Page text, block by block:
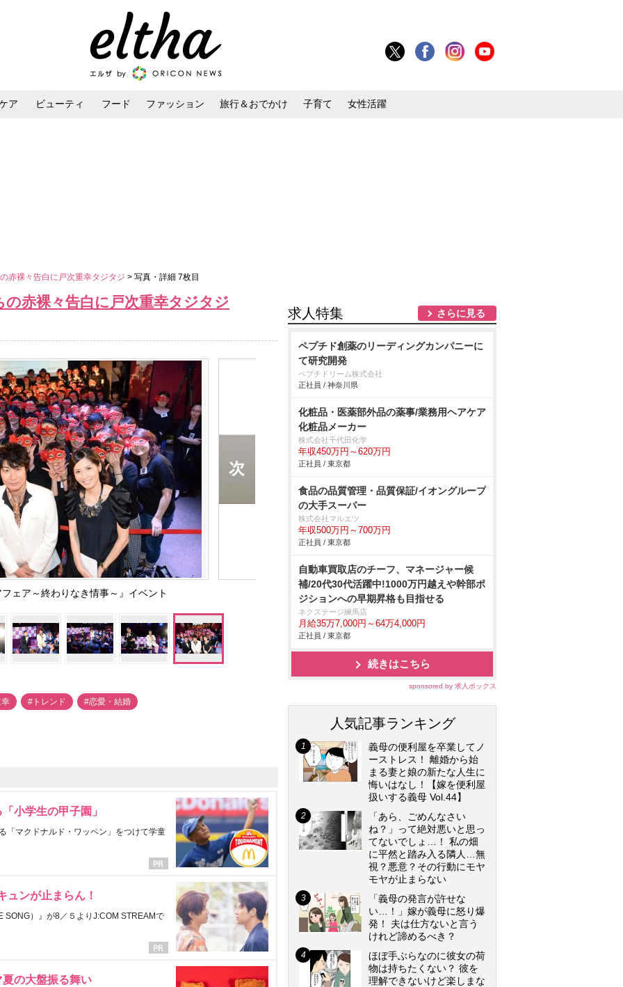
ア ビューティ フード ファッション 旅行＆おでかけ 子育て 女性活躍
赤裸々告白に戸次重幸タジタジ > 写真・詳細 7枚目
赤裸々告白に戸次重幸タジタジ
ェア～終わりなき情事～』イベント
#トレンド #恋愛・結婚
小学生の甲子園」
「マクドナルド・ワッペン」をつけて学童
ュンが止まらん！
SONG）』が8／５よりJ:COM STREAMで
の大盤振る舞い
求人特集 さらに見る
ペプチド創薬のリーディングカンパニーに
て研究開発
ペプチドリーム株式会社
正社員 / 神奈川県
化粧品・医薬部外品の薬事/業務用ヘアケア
化粧品メーカー
株式会社千代田化学
年収450万円～620万円
正社員 / 東京都
食品の品質管理・品質保証/イオングループ
の大手スーパー
株式会社マルエツ
年収500万円～700万円
正社員 / 東京都
自動車買取店のチーフ、マネージャー候
補/20代30代活躍中!1000万円越えや幹部ポ
ジションへの早期昇格も目指せる
ネクステージ練馬店
月給35万7,000円～64万4,000円
正社員 / 東京都
続きはこちら
sponsored by 求人ボックス
人気記事ランキング
義母の便利屋を卒業してノ
ーストレス！ 離婚から始
まる妻と娘の新たな人生に
悔いはなし！【嫁を便利屋
扱いする義母 Vol.44】
「あら、ごめんなさい
ね？」って絶対悪いと思っ
てないでしょ…！ 私の畑
に平然と踏み入る隣人…無
視？悪意？その行動にモヤ
モヤが止まらない
「義母の発言が許せな
い…！」嫁が義母に怒り爆
発！ 夫は仕方ないと言う
けれど諦めるべき？
ほぼ手ぶらなのに彼女の荷
物は持ちたくない？ 彼を
理解できないけど楽しまな